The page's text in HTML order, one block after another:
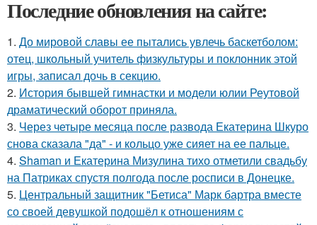
Последние обновления на сайте:
1. До мировой славы ее пытались увлечь баскетболом:
отец, школьный учитель физкультуры и поклонник этой
игры, записал дочь в секцию.
2. История бывшей гимнастки и модели юлии Реутовой
драматический оборот приняла.
3. Через четыре месяца после развода Екатерина Шкуро
снова сказала "да" - и кольцо уже сияет на ее пальце.
4. Shaman и Екатерина Мизулина тихо отметили свадьбу
на Патриках спустя полгода после росписи в Донецке.
5. Центральный защитник "Бетиса" Марк бартра вместе
со своей девушкой подошёл к отношениям с